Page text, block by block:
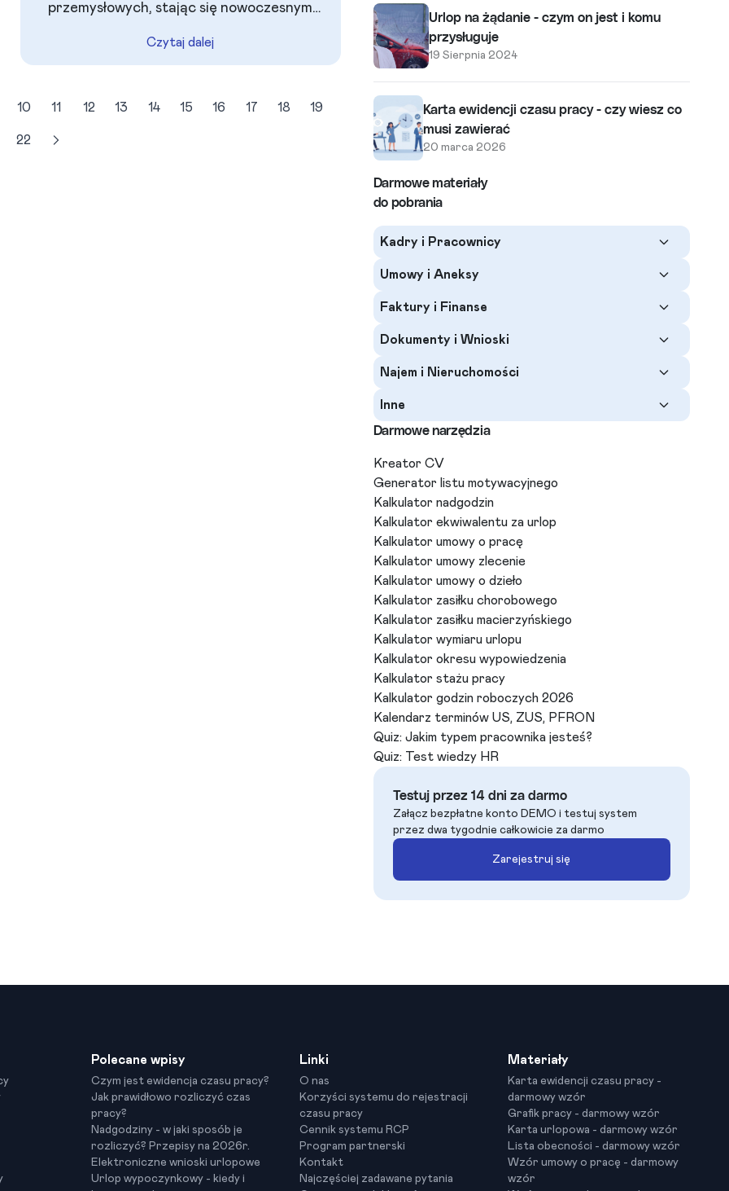
przemysłowych, stając się nowoczesnym
znaczenie dynamicznie rośnie w 2026 roku.
cyfrowa sprawiają, że relacje na linii
doskonałej znajomości przepisów. Poznaj
Czytaj dalej
10 11 12 13 14 15 16 17 18 19
22
Urlop na żądanie - czym on jest i komu
przysługuje
19 Sierpnia 2024
Karta ewidencji czasu pracy - czy wiesz co
musi zawierać
20 marca 2026
Darmowe materiały
do pobrania
Kadry i Pracownicy
Umowy i Aneksy
Faktury i Finanse
Dokumenty i Wnioski
Najem i Nieruchomości
Inne
Darmowe narzędzia
Kreator CV
Generator listu motywacyjnego
Kalkulator nadgodzin
Kalkulator ekwiwalentu za urlop
Kalkulator umowy o pracę
Kalkulator umowy zlecenie
Kalkulator umowy o dzieło
Kalkulator zasiłku chorobowego
Kalkulator zasiłku macierzyńskiego
Kalkulator wymiaru urlopu
Kalkulator okresu wypowiedzenia
Kalkulator stażu pracy
Kalkulator godzin roboczych 2026
Kalendarz terminów US, ZUS, PFRON
Quiz: Jakim typem pracownika jesteś?
Quiz: Test wiedzy HR
Testuj przez 14 dni za darmo
Załącz bezpłatne konto DEMO i testuj system
przez dwa tygodnie całkowicie za darmo
Zarejestruj się
Polecane wpisy
Czym jest ewidencja czasu pracy?
Jak prawidłowo rozliczyć czas
pracy?
Nadgodziny - w jaki sposób je
rozliczyć? Przepisy na 2026r.
Elektroniczne wnioski urlopowe
Urlop wypoczynkowy - kiedy i
Linki
O nas
Korzyści systemu do rejestracji
czasu pracy
Cennik systemu RCP
Program partnerski
Kontakt
Najczęściej zadawane pytania
Materiały
Karta ewidencji czasu pracy -
darmowy wzór
Grafik pracy - darmowy wzór
Karta urlopowa - darmowy wzór
Lista obecności - darmowy wzór
Wzór umowy o pracę - darmowy
wzór